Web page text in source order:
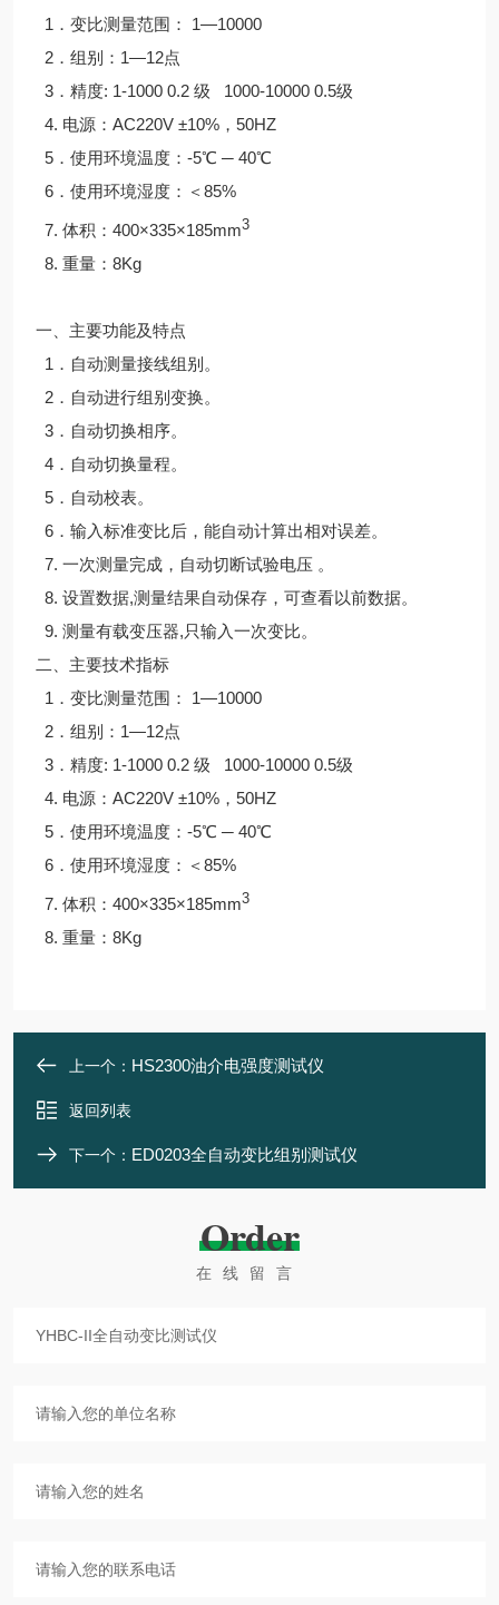
1 ．变比测量范围： 1—10000
2 ．组别：1—12点
3 ．精度: 1-1000 0.2 级 1000-10000 0.5级
4. 电源：AC220V ±10%，50HZ
5 ．使用环境温度：-5℃ ─ 40℃
6 ．使用环境湿度：＜85%
7. 体积：400×335×185mm3
8. 重量：8Kg
一、主要功能及特点
1 ．自动测量接线组别。
2 ．自动进行组别变换。
3 ．自动切换相序。
4 ．自动切换量程。
5 ．自动校表。
6 ．输入标准变比后，能自动计算出相对误差。
7. 一次测量完成，自动切断试验电压 。
8. 设置数据,测量结果自动保存，可查看以前数据。
9. 测量有载变压器,只输入一次变比。
二、主要技术指标
1 ．变比测量范围： 1—10000
2 ．组别：1—12点
3 ．精度: 1-1000 0.2 级 1000-10000 0.5级
4. 电源：AC220V ±10%，50HZ
5 ．使用环境温度：-5℃ ─ 40℃
6 ．使用环境湿度：＜85%
7. 体积：400×335×185mm3
8. 重量：8Kg
上一个： HS2300油介电强度测试仪
返回列表
下一个： ED0203全自动变比组别测试仪
Order
在线留言